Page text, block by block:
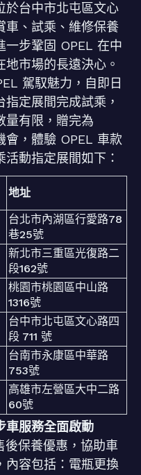
於台中市北屯區文心
車、試乘、維修保養
一步鞏固 OPEL 在中
市場的長遠決心。
駕馭魅力，自即日
定展間完成試乘，
量有限，贈完為
會，體驗 OPEL 車款
動指定展間如下：
地址
台北市內湖區行愛路78
巷25號
新北市三重區光復路二
段162號
桃園市桃園區中山路
1316號
台中市北屯區文心路四
段 711 號
台南市永康區中華路
753號
高雄市左營區大中二路
60號
車服務全面啟動
後保養優惠，協助車
內容包括：電瓶更換